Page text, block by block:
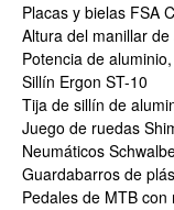
Placas y bielas FSA
Altura del manillar
Potencia de
Sillín Ergon ST-10
Tija de sillín de
Juego de ruedas
Neumáticos
Guardabarros de
Pedales de MTB con